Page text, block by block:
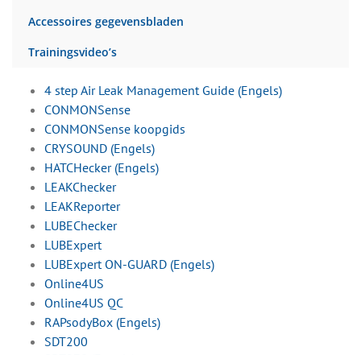
Accessoires gegevensbladen
Trainingsvideo’s
4 step Air Leak Management Guide (Engels)
CONMONSense
CONMONSense koopgids
CRYSOUND (Engels)
HATCHecker (Engels)
LEAKChecker
LEAKReporter
LUBEChecker
LUBExpert
LUBExpert ON-GUARD (Engels)
Online4US
Online4US QC
RAPsodyBox (Engels)
SDT200